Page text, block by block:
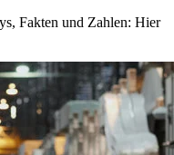
Fakten und Zahlen: Hier